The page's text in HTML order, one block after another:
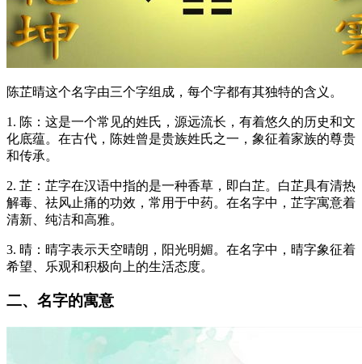
陈芷晴这个名字由三个字组成，每个字都有其独特的含义。
1. 陈：这是一个常见的姓氏，源远流长，有着悠久的历史和文
化底蕴。在古代，陈姓曾是贵族姓氏之一，象征着家族的尊贵
和传承。
2. 芷：芷字在汉语中指的是一种香草，即白芷。白芷具有清热
解毒、祛风止痛的功效，常用于中药。在名字中，芷字寓意着
清新、纯洁和高雅。
3. 晴：晴字表示天空晴朗，阳光明媚。在名字中，晴字象征着
希望、乐观和积极向上的生活态度。
二、名字的寓意